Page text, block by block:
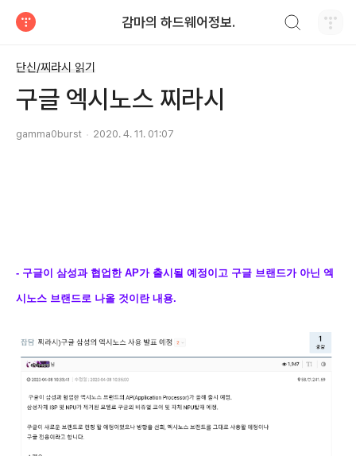
감마의 하드웨어정보.
단신/찌라시 읽기
구글 엑시노스 찌라시
gamma0burst 2020. 4. 11. 01:07
- 구글이 삼성과 협업한 AP가 출시될 예정이고 구글 브랜드가 아닌 엑
시노스 브랜드로 나올 것이란 내용.